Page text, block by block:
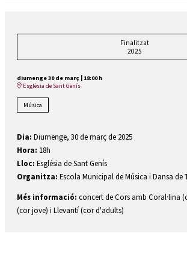
Finalitzat
2025
diumenge 30 de març
18:00 h
Església de Sant Genís
Música
Dia: Diumenge, 30 de març de 2025
Hora: 18h
Lloc: Església de Sant Genís
Organitza: Escola Municipal de Música i Dansa
Més informació: concert de Cors amb Coral·lina
(cor jove) i Llevantí (cor d'adults)